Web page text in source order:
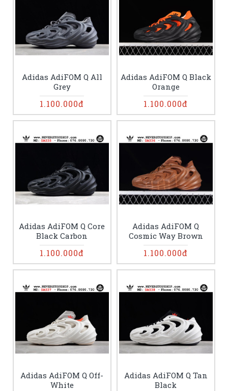
Adidas AdiFOM Q All
Grey
1.100.000đ
Adidas AdiFOM Q Black
Orange
1.100.000đ
Adidas AdiFOM Q Core
Black Carbon
1.100.000đ
Adidas AdiFOM Q
Cosmic Way Brown
1.100.000đ
Adidas AdiFOM Q Off-
White
Adidas AdiFOM Q Tan
Black